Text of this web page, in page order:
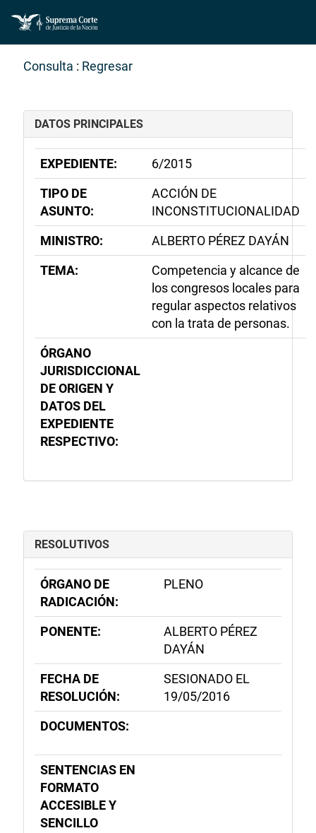
Consulta : Regresar
DATOS PRINCIPALES
EXPEDIENTE:
6/2015
TIPO DE
ASUNTO:
ACCIÓN DE
INCONSTITUCIONALIDAD
MINISTRO:
ALBERTO PÉREZ DAYÁN
TEMA:
Competencia y alcance de
los congresos locales para
regular aspectos relativos
con la trata de personas.
ÓRGANO
JURISDICCIONAL
DE ORIGEN Y
DATOS DEL
EXPEDIENTE
RESPECTIVO:
RESOLUTIVOS
ÓRGANO DE
RADICACIÓN:
PLENO
PONENTE:
ALBERTO PÉREZ
DAYÁN
FECHA DE
RESOLUCIÓN:
SESIONADO EL
19/05/2016
DOCUMENTOS:
SENTENCIAS EN
FORMATO
ACCESIBLE Y
SENCILLO